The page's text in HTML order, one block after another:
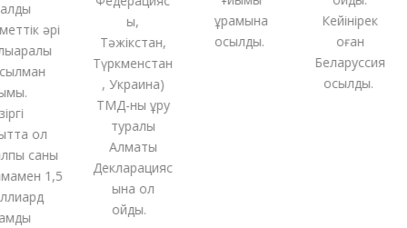
әрі
ол
саны
1,5
ы,
Тәжікстан,
Түркменстан
Украина)
ТМД-нықұру
туралы
Алматы
Декларацияс
ына қол
қойды.
құрамына
қосылды.
Кейінірек
оған
Беларуссия
қосылды.